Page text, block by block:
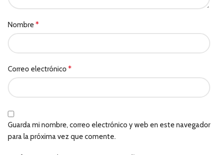
Nombre *
Correo electrónico *
Guarda mi nombre, correo electrónico y web en este navegador
para la próxima vez que comente.